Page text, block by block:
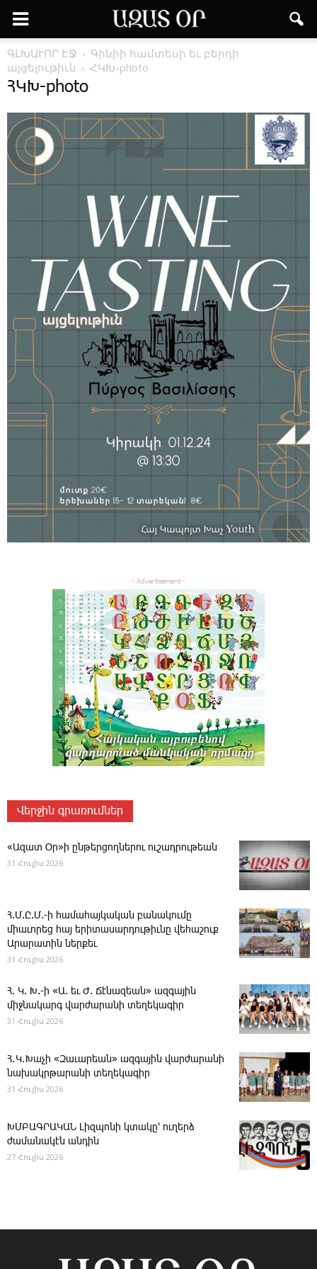
ԳԼԽԱՒՈՐ ԷՋ
Գինիի համտեսի եւ բերդի
այցելութիւն
ՀԿԽ-photo
ՀԿԽ-photo
- Advertisement -
Վերջին գրառումներ
«Ազատ Օր»ի ընթերցողներու ուշադրութեան
31 Հուլիս 2026
Հ.Մ.Ը.Մ.-ի համահայկական բանակումը
միաւորեց հայ երիտասարդութիւնը վեհաշուք
Արարատին ներքեւ
31 Հուլիս 2026
Հ. Կ. Խ.-ի «Ա. եւ Ժ. ­Ճէնազեան» ազգային
միջնակարգ վարժարանի տեղեկագիր
31 Հուլիս 2026
Հ․Կ․Խաչի «Զաւարեան» ազգային վարժարանի
նախակրթարանի տեղեկագիր
31 Հուլիս 2026
ԽՄԲԱԳՐԱԿԱՆ ­Լիզպոնի կտակը՝ ուղերձ
ժամանակէն անդին
27 Հուլիս 2026